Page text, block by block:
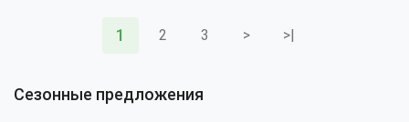
1 2 3 > >|
Сезонные предложения